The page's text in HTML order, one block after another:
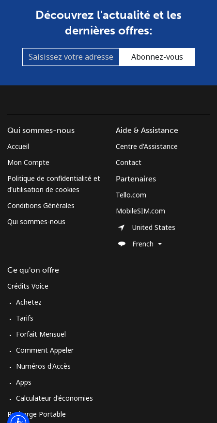
Découvrez l'actualité et les
dernières offres:
Abonnez-vous
Qui sommes-nous
Accueil
Mon Compte
Politique de confidentialité et
d'utilisation de cookies
Conditions Générales
Qui sommes-nous
Ce qu'on offre
Crédits Voice
Achetez
Tarifs
Forfait Mensuel
Comment Appeler
Numéros d'Accès
Apps
Calculateur d'économies
Recharge Portable
Aide & Assistance
Centre d'Assistance
Contact
Partenaires
Tello.com
MobileSIM.com
United States
French